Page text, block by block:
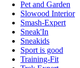
Pet and Garden
Slowood Interior
Smash-Expert
Sneak'In
Sneakids
Sport is good
Training-Fit